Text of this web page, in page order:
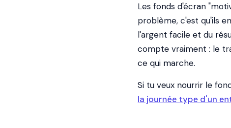
Les fonds d'écran
problème, c'est qu'ils
l'argent facile et du
compte vraiment : le
ce qui marche.
Si tu veux nourrir le
la journée type d'un